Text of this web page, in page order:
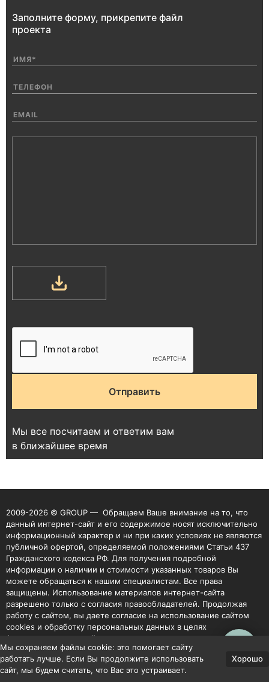
Заполните форму, прикрепите файл
проекта
Мы все посчитаем и ответим вам
в ближайшее время
2009-2026 © GROUP — Обращаем Ваше внимание на то, что
данный интернет-сайт и его содержимое носят исключительно
информационный характер и ни при каких условиях не являются
публичной офертой, определяемой положениями Статьи 437
Гражданского кодекса РФ. Для получения подробной
информации о наличии и стоимости указанных товаров Вы
можете обращаться к нашим специалистам. Все права
защищены. Использование материалов интернет-сайта
разрешено только с согласия правообладателей. Продолжая
работу с сайтом, вы даете согласие на использование сайтом
cookies и обработку персональных данных в целях
функционирования сайта, проведения ретаргетинга,
статистических исследований, улучшения сервиса и
предоставления релевантной рекламной информации на основе
ваших предпочтений и интересов.
Мы сохраняем файлы cookie: это помогает сайту
работать лучше. Если Вы продолжите использовать
сайт, мы будем считать, что Вас это устраивает.
Хорошо